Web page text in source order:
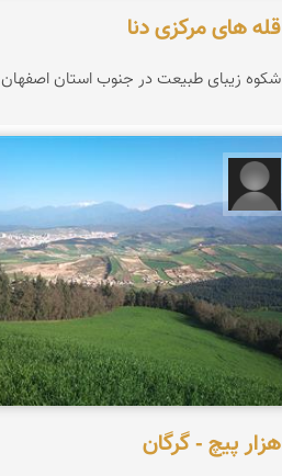
قله های مرکزی دنا
شکوه زیبای طبیعت در جنوب استان اصفهان
هزار پیچ - گرگان